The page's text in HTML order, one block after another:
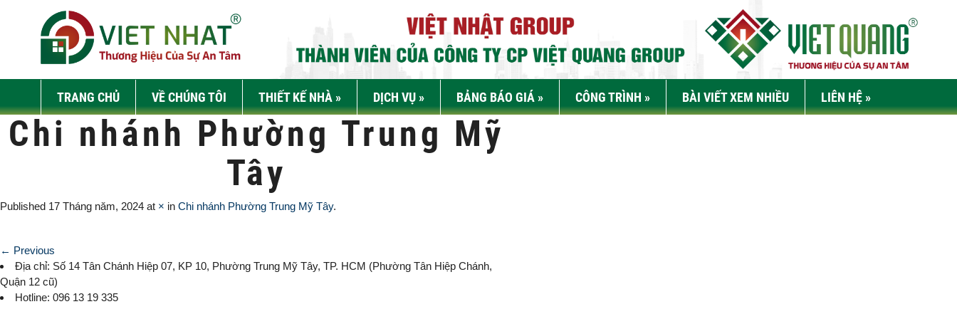
TRANG CHỦ VỀ CHÚNG TÔI THIẾT KẾ NHÀ » DỊCH VỤ » BẢNG BÁO GIÁ » CÔNG TRÌNH » BÀI VIẾT XEM NHIỀU LIÊN HỆ »
Chi nhánh Phường Trung Mỹ
Tây
Published 17 Tháng năm, 2024 at × in Chi nhánh Phường Trung Mỹ Tây.
← Previous
Địa chỉ: Số 14 Tân Chánh Hiệp 07, KP 10, Phường Trung Mỹ Tây, TP. HCM (Phường Tân Hiệp Chánh,
Quận 12 cũ)
Hotline: 096 13 19 335